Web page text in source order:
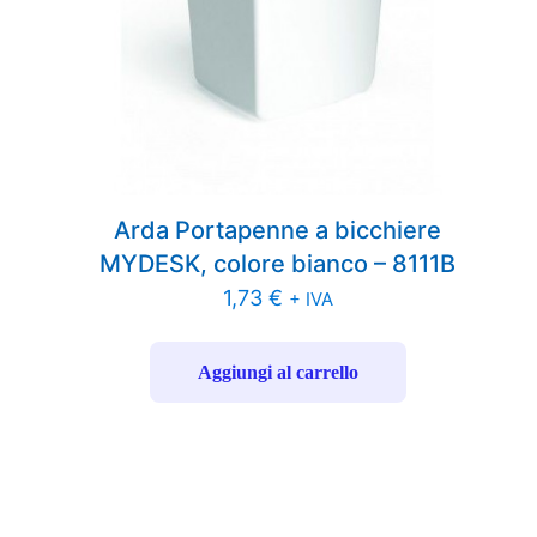
Arda Portapenne a bicchiere
MYDESK, colore bianco – 8111B
1,73 € + IVA
Aggiungi al carrello